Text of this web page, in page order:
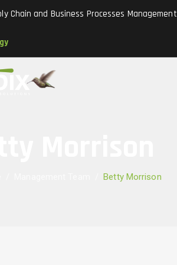
Chain and Business Processes
/Betty Morrison